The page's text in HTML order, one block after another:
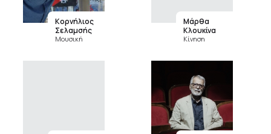
Κορνήλιος
Σελαμσής
Μουσική
Μάρθα
Κλουκίνα
Κίνηση